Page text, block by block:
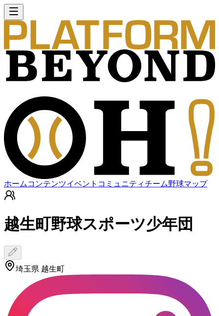
ホーム コンテンツイベント コミュニティチーム野球マップ
越生町野球スポーツ少年団
埼玉県 越生町